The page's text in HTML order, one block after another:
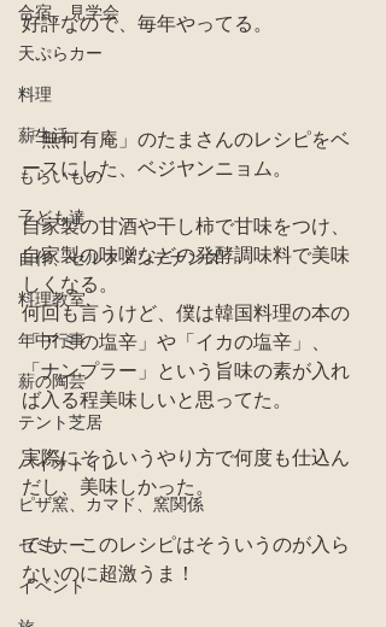
合宿、見学会
天ぷらカー
料理
薪生活
もらいもの
子ども達
自作、セルフメンテナンス
料理教室
年中行事
薪の陶芸
テント芝居
バイオトイレ
ピザ窯、カマド、窯関係
セミナー
イベント
好評なので、毎年やってる。
「無何有庵」のたまさんのレシピをベ
ースにした、ベジヤンニョム。
自家製の甘酒や干し柿で甘味をつけ、
自家製の味噌などの発酵調味料で美味
しくなる。
何回も言うけど、僕は韓国料理の本の
「アミの塩辛」や「イカの塩辛」、
「ナンプラー」という旨味の素が入れ
ば入る程美味しいと思ってた。
実際にそういうやり方で何度も仕込ん
だし、美味しかった。
でも、このレシピはそういうのが入ら
ないのに超激うま！